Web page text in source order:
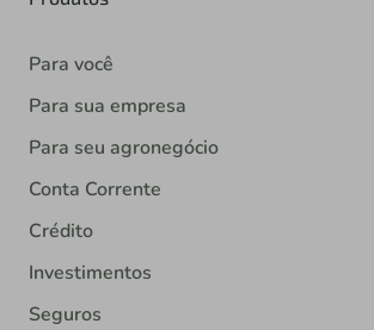
Para você
Para sua empresa
Para seu agronegócio
Conta Corrente
Crédito
Investimentos
Seguros